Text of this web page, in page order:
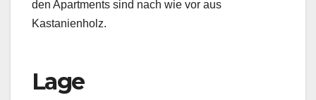
den Apartments sind nach wie vor aus
Kastanienholz.
Lage